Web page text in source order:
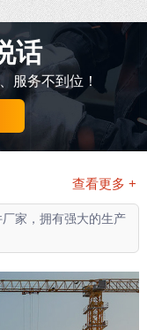
话
服务不到位！
查看更多 +
家，拥有强大的生产